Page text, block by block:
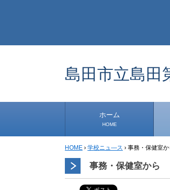
島田市立島田
ホーム
HOME
学
安
1年
2年
3年
4年
5年
6年
事
児
研
小
そ
HOME › 学校ニュ―ス › 事務・保健室か
事務・保健室から